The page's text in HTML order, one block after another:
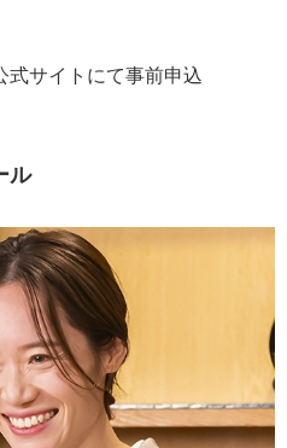
式サイトにて事前申込
ル